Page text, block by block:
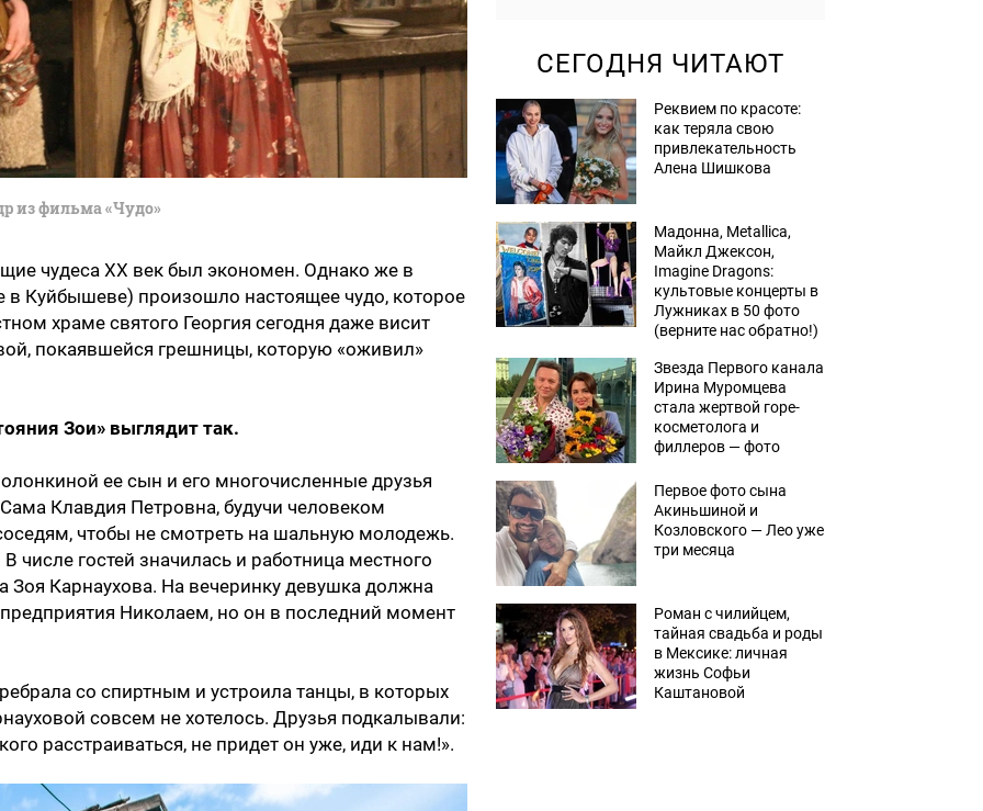
из фильма «Чудо»
чудеса XX век был экономен. Однако же в
в Куйбышеве) произошло настоящее чудо, которое
храме святого Георгия сегодня даже висит
покаявшейся грешницы, которую «оживил»
Зои» выглядит так.
ее сын и его многочисленные друзья
Клавдия Петровна, будучи человеком
чтобы не смотреть на шальную молодежь.
числе гостей значилась и работница местного
Зоя Карнаухова. На вечеринку девушка должна
Николаем, но он в последний момент
со спиртным и устроила танцы, в которых
совсем не хотелось. Друзья подкалывали:
расстраиваться, не придет он уже, иди к нам!».
СЕГОДНЯ ЧИТАЮТ
Реквием по красоте:
как теряла свою
привлекательность
Алена Шишкова
Мадонна, Metallica,
Майкл Джексон,
Imagine Dragons:
культовые концерты в
Лужниках в 50 фото
(верните нас обратно!)
Звезда Первого канала
Ирина Муромцева
стала жертвой горе-
косметолога и
филлеров — фото
Первое фото сына
Акиньшиной и
Козловского — Лео уже
три месяца
Роман с чилийцем,
тайная свадьба и роды
в Мексике: личная
жизнь Софьи
Каштановой